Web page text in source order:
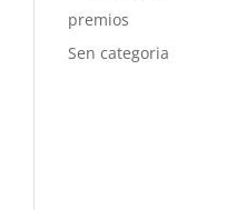
premios
Sen categoria